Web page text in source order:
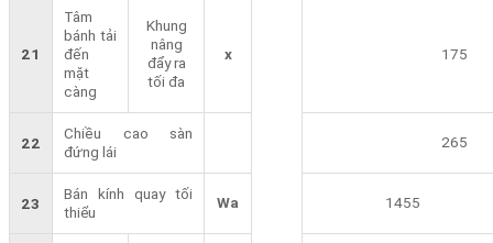
21
Tâm
bánh tải
đến
mặt
càng
Khung
nâng
đẩy ra
tối đa
x 175
22
Chiều cao sàn
đứng lái
265
23
Bán kính quay tối
thiểu
Wa 1455